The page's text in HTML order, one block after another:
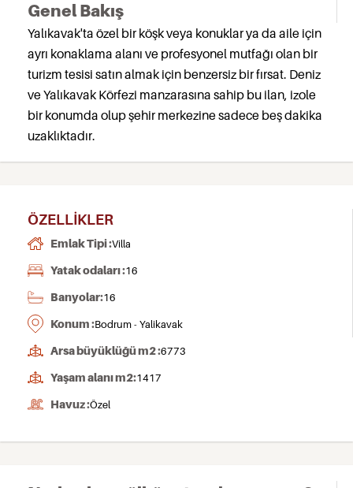
Genel Bakış
Yalıkavak'ta özel bir köşk veya konuklar ya da aile için
ayrı konaklama alanı ve profesyonel mutfağı olan bir
turizm tesisi satın almak için benzersiz bir fırsat. Deniz
ve Yalıkavak Körfezi manzarasına sahip bu ilan, izole
bir konumda olup şehir merkezine sadece beş dakika
uzaklıktadır.
ÖZELLIKLER
Emlak Tipi :Villa
Yatak odaları :16
Banyolar:16
Konum :Bodrum - Yalikavak
Arsa büyüklüğü m2 :6773
Yaşam alanı m2:1417
Havuz :Özel